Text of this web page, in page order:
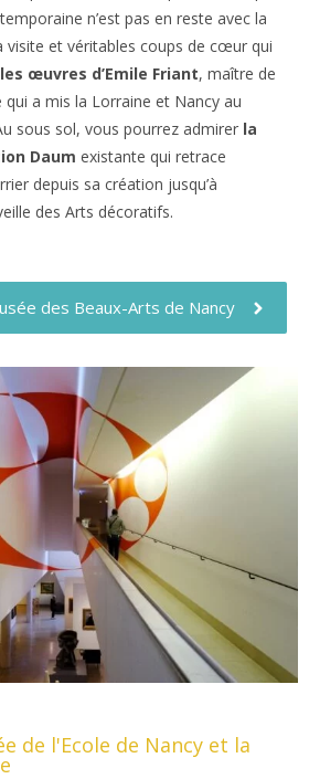
n’est pas en reste avec la
visite et véritables coups de cœur qui
les œuvres d’Emile Friant, maître de
a mis la Lorraine et Nancy au
sous sol, vous pourrez admirer la
Daum existante qui retrace
depuis sa création jusqu’à
des Arts décoratifs.
des Beaux-Arts de Nancy
de l'Ecole de Nancy et la